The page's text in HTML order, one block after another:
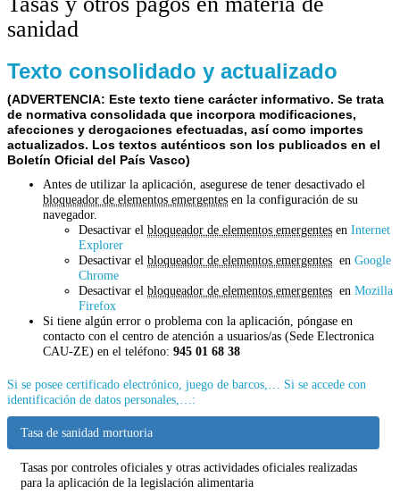
sanidad
Texto consolidado y actualizado
(ADVERTENCIA: Este texto tiene carácter informativo. Se trata
de normativa consolidada que incorpora modificaciones,
afecciones y derogaciones efectuadas, así como importes
actualizados. Los textos auténticos son los publicados en el
Boletín Oficial del País Vasco)
Antes de utilizar la aplicación, asegurese de tener desactivado el
bloqueador de elementos emergentes en la configuración de su
navegador.
Desactivar el bloqueador de elementos emergentes en Internet
Explorer
Desactivar el bloqueador de elementos emergentes en Google
Chrome
Desactivar el bloqueador de elementos emergentes en Mozilla
Firefox
Si tiene algún error o problema con la aplicación, póngase en
contacto con el centro de atención a usuarios/as (Sede Electronica
CAU-ZE) en el teléfono: 945 01 68 38
Si se posee certificado electrónico, juego de barcos,…
Si se accede con
identificación de datos personales,…:
Tasa de sanidad mortuoria
Tasas por controles oficiales y otras actividades oficiales realizadas
para la aplicación de la legislación alimentaria